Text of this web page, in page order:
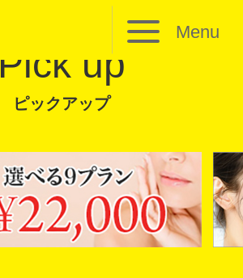
Menu
Pick up
ピックアップ